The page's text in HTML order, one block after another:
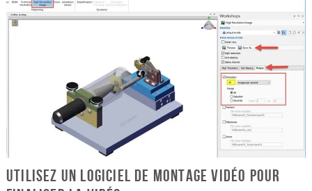
Utilisez un logiciel de montage vidéo pour